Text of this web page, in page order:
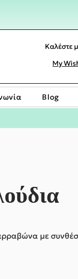
Καλέστε
My
Blog
με